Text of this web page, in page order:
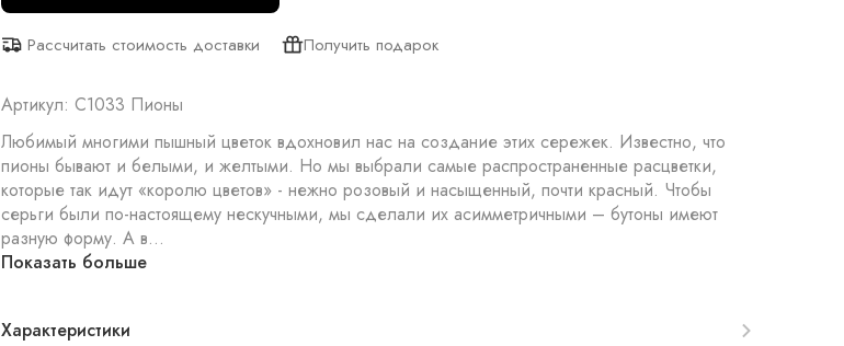
Рассчитать стоимость доставки Получить подарок
Артикул: С1033 Пионы
Любимый многими пышный цветок вдохновил нас на создание этих сережек. Известно, что
пионы бывают и белыми, и желтыми. Но мы выбрали самые распространенные расцветки,
которые так идут «королю цветов» - нежно розовый и насыщенный, почти красный. Чтобы
серьги были по-настоящему нескучными, мы сделали их асимметричными – бутоны имеют
разную форму. А в...
Показать больше
Характеристики